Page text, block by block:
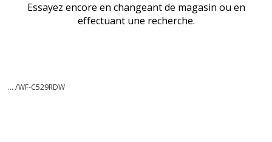
Essayez encore en changeant de magasin ou en
effectuant une recherche.
... /WF-C529RDW